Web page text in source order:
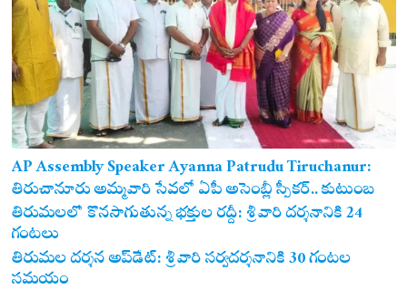
AP Assembly Speaker Ayanna Patrudu Tiruchanur:
తిరుచానూరు అమ్మవారి సేవలో ఏపీ అసెంబ్లీ స్పీకర్.. కుటుంబ
సమేతంగా దర్శించుకున్న అయ్యన్నపాత్రుడు!
తిరుమలలో కొనసాగుతున్న భక్తుల రద్దీ: శ్రీవారి దర్శనానికి 24
గంటలు
తిరుమల దర్శన అప్‌డేట్: శ్రీవారి సర్వదర్శనానికి 30 గంటల
సమయం